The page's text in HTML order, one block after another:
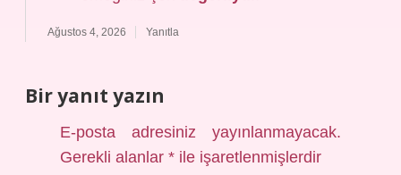
Ağustos 4, 2026 Yanıtla
Bir yanıt yazın
E-posta adresiniz yayınlanmayacak.
Gerekli alanlar* ile işaretlenmişlerdir